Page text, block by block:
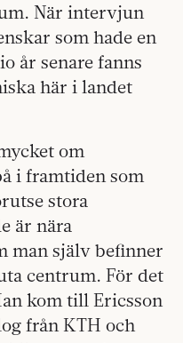
När intervjun
som hade en
år senare fanns
här i landet
om
i framtiden som
stora
är nära
man själv befinner
centrum. För det
kom till Ericsson
från KTH och